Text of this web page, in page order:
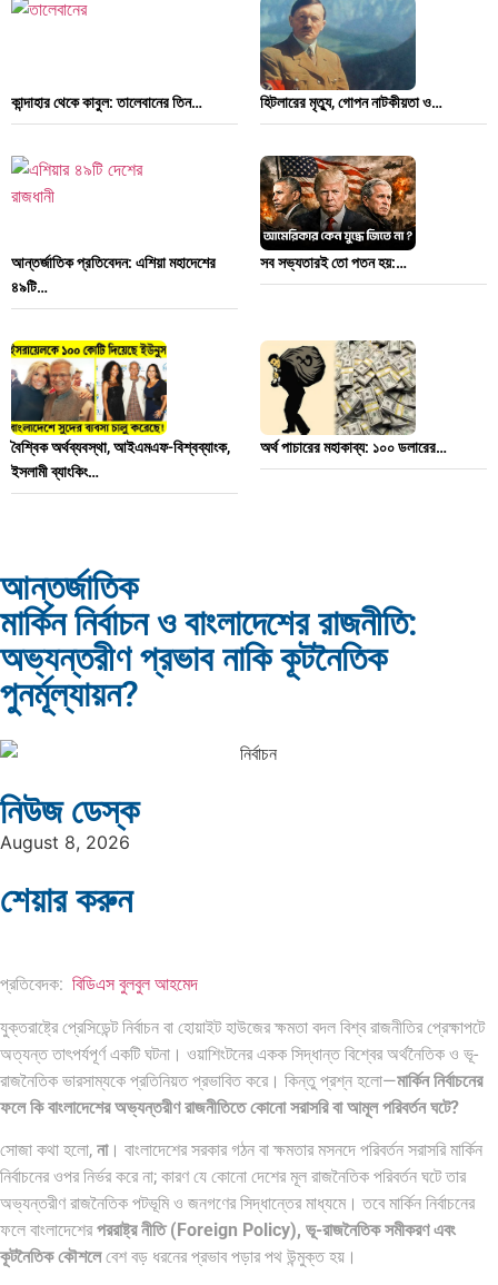
কান্দাহার থেকে কাবুল: তালেবানের তিন… হিটলারের মৃত্যু, গোপন নাটকীয়তা ও…
আন্তর্জাতিক প্রতিবেদন: এশিয়া মহাদেশের
৪৯টি…
সব সভ্যতারই তো পতন হয়:…
বৈশ্বিক অর্থব্যবস্থা, আইএমএফ-বিশ্বব্যাংক,
ইসলামী ব্যাংকিং…
অর্থ পাচারের মহাকাব্য: ১০০ ডলারের…
দক্ষিণ এশিয়ায় ‘জেন-জি’ বিপ্লব: বাংলাদেশ,… বিশেষ ইন-ডেপ্থ রিপোর্ট: ক্রীড়া উৎসবে…
ভারত মহাসাগরের অশ্রু: শ্রীলঙ্কার ২৬…
পৃথিবীতে বর্তমানে মোট দেশের সংখ্যা…
এশিয়ান সেঞ্চুরির দ্বৈরথ: চীন-ভারতের
আন্তর্জাতিক
মার্কিন নির্বাচন ও বাংলাদেশের রাজনীতি:
অভ্যন্তরীণ প্রভাব নাকি কূটনৈতিক
পুনর্মূল্যায়ন?
নিউজ ডেস্ক
August 8, 2026
শেয়ার করুন
প্রতিবেদক: বিডিএস বুলবুল আহমেদ
যুক্তরাষ্ট্রে প্রেসিডেন্ট নির্বাচন বা হোয়াইট হাউজের ক্ষমতা বদল বিশ্ব রাজনীতির প্রেক্ষাপটে
অত্যন্ত তাৎপর্যপূর্ণ একটি ঘটনা। ওয়াশিংটনের একক সিদ্ধান্ত বিশ্বের অর্থনৈতিক ও ভূ-
রাজনৈতিক ভারসাম্যকে প্রতিনিয়ত প্রভাবিত করে। কিন্তু প্রশ্ন হলো—মার্কিন নির্বাচনের
ফলে কি বাংলাদেশের অভ্যন্তরীণ রাজনীতিতে কোনো সরাসরি বা আমূল পরিবর্তন ঘটে?
সোজা কথা হলো, না। বাংলাদেশের সরকার গঠন বা ক্ষমতার মসনদে পরিবর্তন সরাসরি মার্কিন
নির্বাচনের ওপর নির্ভর করে না; কারণ যে কোনো দেশের মূল রাজনৈতিক পরিবর্তন ঘটে তার
অভ্যন্তরীণ রাজনৈতিক পটভূমি ও জনগণের সিদ্ধান্তের মাধ্যমে। তবে মার্কিন নির্বাচনের
ফলে বাংলাদেশেরপররাষ্ট্র নীতি (Foreign Policy), ভূ-রাজনৈতিক সমীকরণ এবং
কূটনৈতিক কৌশলেবেশ বড় ধরনের প্রভাব পড়ার পথ উন্মুক্ত হয়।